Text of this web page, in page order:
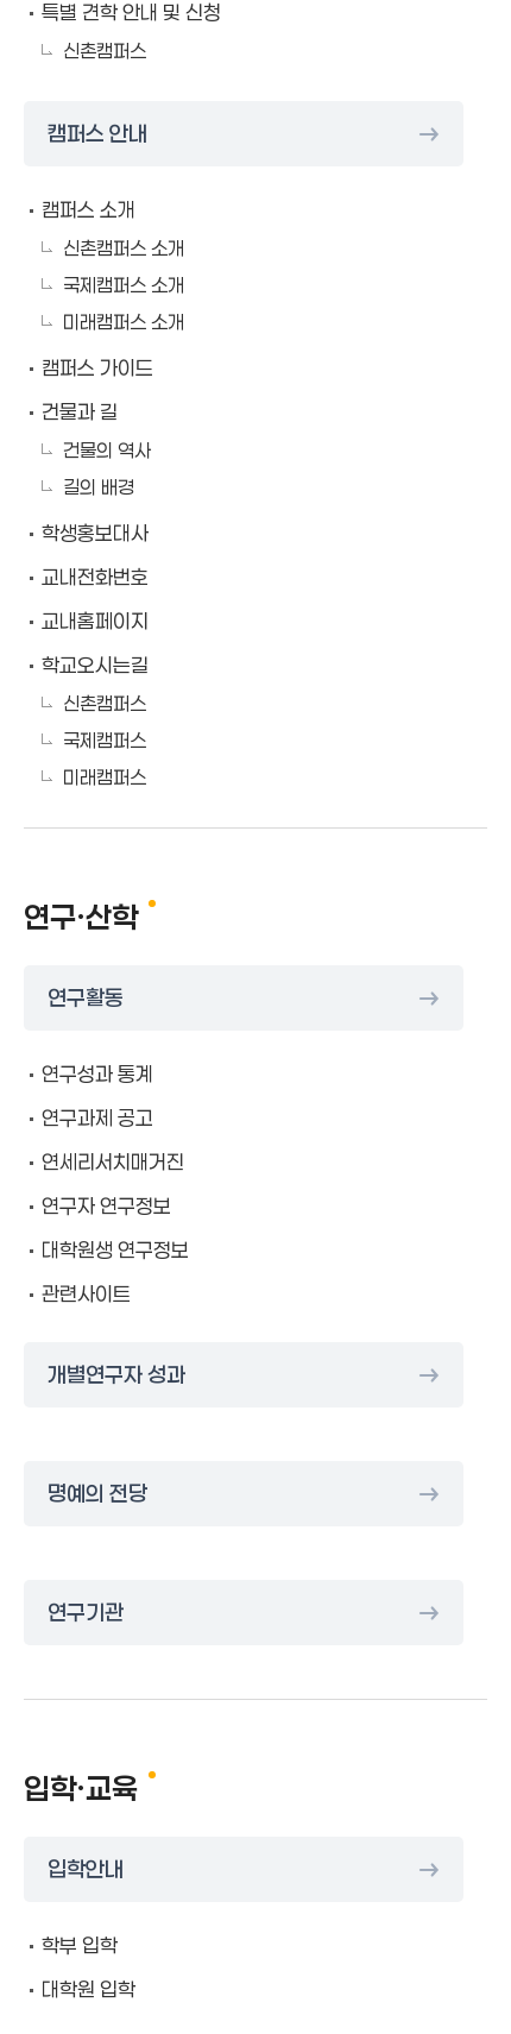
특별 견학 안내 및 신청
신촌캠퍼스
캠퍼스 안내
캠퍼스 소개
신촌캠퍼스 소개
국제캠퍼스 소개
미래캠퍼스 소개
캠퍼스 가이드
건물과 길
건물의 역사
길의 배경
학생홍보대사
교내전화번호
교내홈페이지
학교오시는길
신촌캠퍼스
국제캠퍼스
미래캠퍼스
연구·산학
연구활동
연구성과 통계
연구과제 공고
연세리서치매거진
연구자 연구정보
대학원생 연구정보
관련사이트
개별연구자 성과
명예의 전당
연구기관
입학·교육
입학안내
학부 입학
대학원 입학